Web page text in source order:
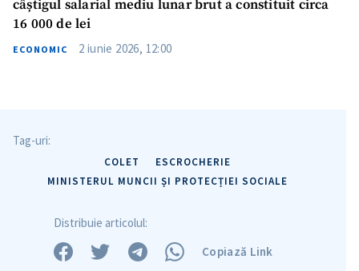
Trimite o informație
in English
на русском
câștigul salarial mediu lunar brut a constituit circa
16 000 de lei
ECONOMIC 2 iunie 2026, 12:00
Tag-uri:
COLET
ESCROCHERIE
MINISTERUL MUNCII ȘI PROTECȚIEI SOCIALE
Distribuie articolul:
Copiază Link